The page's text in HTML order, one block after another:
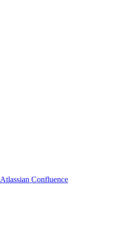
Atlassian Confluence